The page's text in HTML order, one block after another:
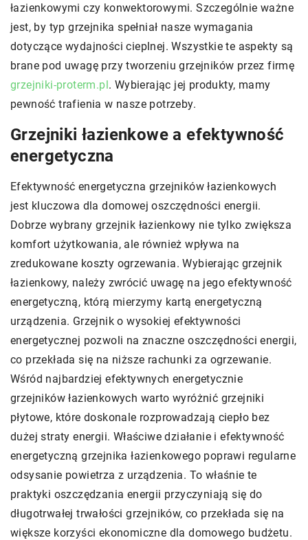
łazienkowymi czy konwektorowymi. Szczególnie ważne
jest, by typ grzejnika spełniał nasze wymagania
dotyczące wydajności cieplnej. Wszystkie te aspekty są
brane pod uwagę przy tworzeniu grzejników przez firmę
grzejniki-proterm.pl. Wybierając jej produkty, mamy
pewność trafienia w nasze potrzeby.
Grzejniki łazienkowe a efektywność
energetyczna
Efektywność energetyczna grzejników łazienkowych
jest kluczowa dla domowej oszczędności energii.
Dobrze wybrany grzejnik łazienkowy nie tylko zwiększa
komfort użytkowania, ale również wpływa na
zredukowane koszty ogrzewania. Wybierając grzejnik
łazienkowy, należy zwrócić uwagę na jego efektywność
energetyczną, którą mierzymy kartą energetyczną
urządzenia. Grzejnik o wysokiej efektywności
energetycznej pozwoli na znaczne oszczędności energii,
co przekłada się na niższe rachunki za ogrzewanie.
Wśród najbardziej efektywnych energetycznie
grzejników łazienkowych warto wyróżnić grzejniki
płytowe, które doskonale rozprowadzają ciepło bez
dużej straty energii. Właściwe działanie i efektywność
energetyczną grzejnika łazienkowego poprawi regularne
odsysanie powietrza z urządzenia. To właśnie te
praktyki oszczędzania energii przyczyniają się do
długotrwałej trwałości grzejników, co przekłada się na
większe korzyści ekonomiczne dla domowego budżetu.